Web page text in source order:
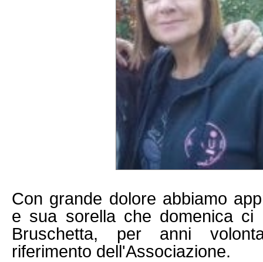
Con grande dolore abbiamo
e sua sorella che domenica ci
Bruschetta, per anni
riferimento dell'Associazione.